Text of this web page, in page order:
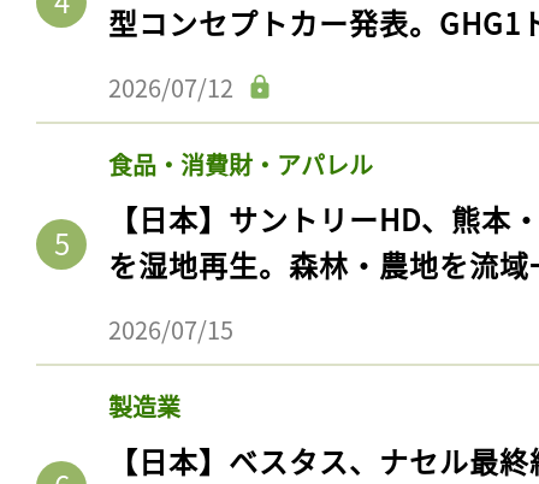
型コンセプトカー発表。GHG1
2026/07/12
食品・消費財・アパレル
【日本】サントリーHD、熊本
を湿地再生。森林・農地を流
2026/07/15
製造業
【日本】ベスタス、ナセル最